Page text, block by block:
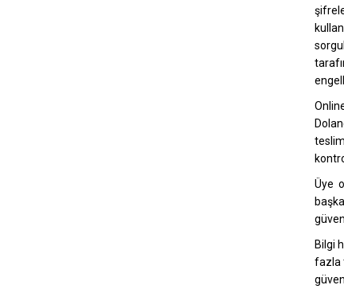
Üye
Bilgi
fazla